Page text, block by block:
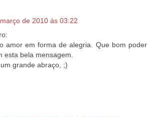
de 2010 às 03:22
amor em forma de alegria. Que bom poder
esta bela mensagem.
grande abraço, ;)